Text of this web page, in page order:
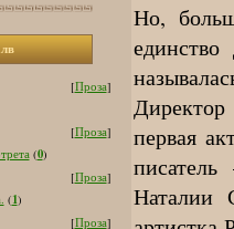
[Проза]
[Проза]
(0)
[Проза]
(1)
[Проза]
Но,
первая
Наталии